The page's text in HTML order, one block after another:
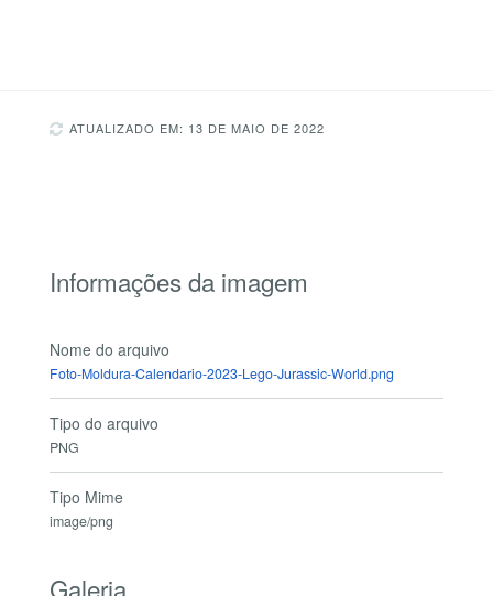
ATUALIZADO EM: 13 DE MAIO DE 2022
Informações da imagem
Nome do arquivo
Foto-Moldura-Calendario-2023-Lego-Jurassic-World.png
Tipo do arquivo
PNG
Tipo Mime
image/png
Galeria